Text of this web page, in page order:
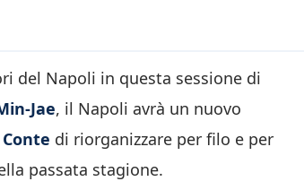
del Napoli in questa sessione di
Jae, il Napoli avrà un nuovo
di riorganizzare per filo e per
passata stagione.